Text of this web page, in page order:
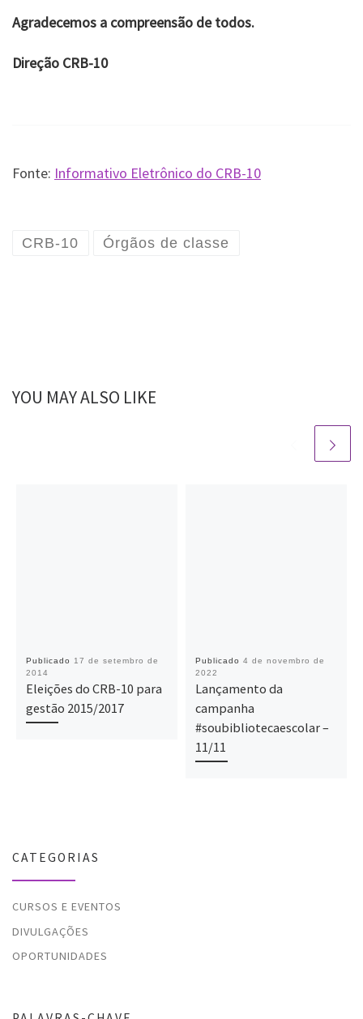
Agradecemos a compreensão de todos.
Direção CRB-10
Fonte: Informativo Eletrônico do CRB-10
CRB-10 Órgãos de classe
YOU MAY ALSO LIKE
Publicado
17 de setembro de
2014
Eleições do CRB-10 para
gestão 2015/2017
Publicado 4 de novembro de
2022
Lançamento da
campanha
#soubibliotecaescolar –
11/11
CATEGORIAS
CURSOS E EVENTOS
DIVULGAÇÕES
OPORTUNIDADES